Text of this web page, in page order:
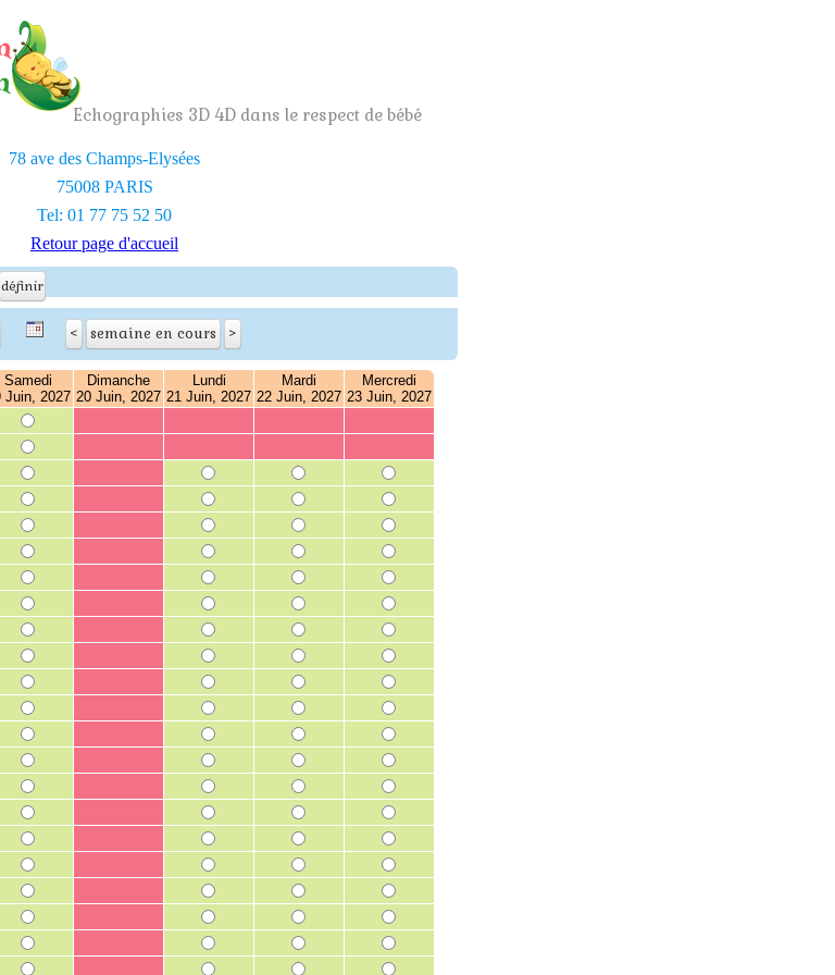
Echographies 3D 4D dans le respect de bébé
78 ave des Champs-Elysées
75008 PARIS
Tel: 01 77 75 52 50
Retour page d'accueil
Samedi
Juin, 2027
Dimanche
20 Juin, 2027
Lundi
21 Juin, 2027
Mardi
22 Juin, 2027
Mercredi
23 Juin, 2027